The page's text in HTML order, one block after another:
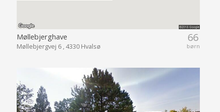
66
børn
Møllebjerghave
Møllebjergvej 6 , 4330 Hvalsø